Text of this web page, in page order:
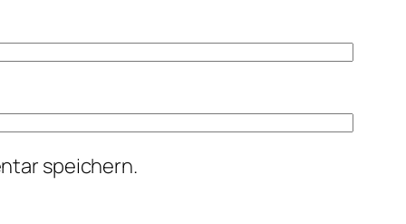
speichern.